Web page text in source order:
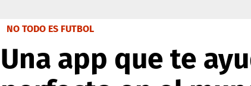
NO TODO ES FUTBOL
Una app que te